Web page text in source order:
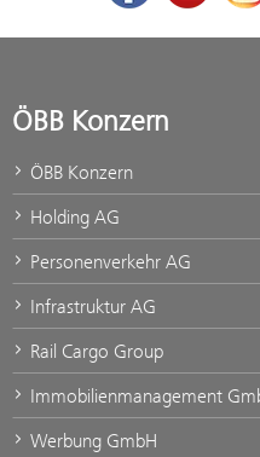
ÖBB Konzern
ÖBB Konzern
Holding AG
Personenverkehr AG
Infrastruktur AG
Rail Cargo Group
Immobilienmanagement
Werbung GmbH